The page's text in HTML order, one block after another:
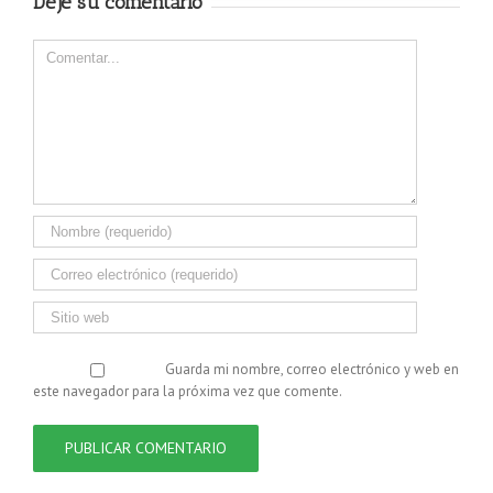
Comentar
Guarda mi nombre, correo electrónico y web en
este navegador para la próxima vez que comente.